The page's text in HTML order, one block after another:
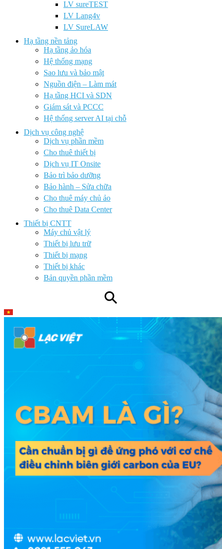
LV sureTEST
LV Lang4v
LV SureLAW
Hạ tầng nền tảng
Hạ tầng ảo hóa
Hệ thống mạng
Sao lưu và bảo mật
Nguồn điện – Làm mát
Hạ tầng HCI và SDN
Giám sát và PCCC
Hệ thống server AI tại chỗ
Dịch vụ công nghệ
Dịch vụ phần mềm
Cho thuê thiết bị
Dịch vụ IT Onsite
Bảo trì bảo dưỡng
Bảo hành – Sửa chữa
Cho thuê máy chủ ảo
Cho thuê Data Center
Thiết bị CNTT
Máy chủ vật lý
Thiết bị lưu trữ
Thiết bị mạng
Thiết bị khác
Bản quyền phần mềm
⚲